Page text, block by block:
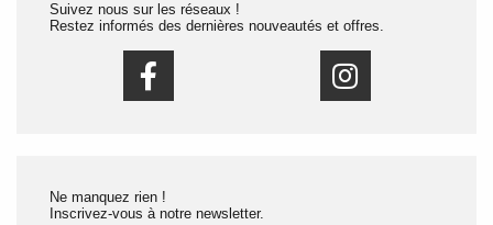
Suivez nous sur les réseaux !
Restez informés des dernières nouveautés et offres.
Ne manquez rien !
Inscrivez-vous à notre newsletter.